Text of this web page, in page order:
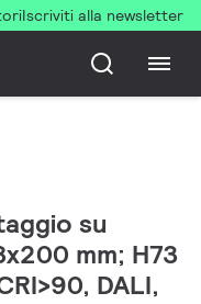
Iscriviti alla newsletter
su
mm; H73
DALI,